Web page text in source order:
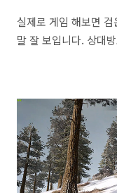
실제로 게임 해보면
말 잘 보입니다. 상대